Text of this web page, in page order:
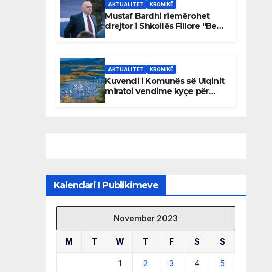
AKTUALITET KRONIKË
Mustaf Bardhi riemërohet
drejtor i Shkollës Fillore “Bedri
AKTUALITET KRONIKË
Kuvendi i Komunës së Ulqinit
miratoi vendime kyçe për
Kalendari I Publikimeve
November 2023
M T W T F S S
1 2 3 4 5